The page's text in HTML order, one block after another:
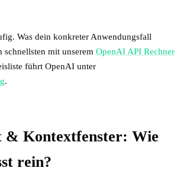
Was dein konkreter Anwendungsfall
schnellsten mit unserem OpenAI API Rechner
führt OpenAI unter
.
& Kontextfenster: Wie
rein?